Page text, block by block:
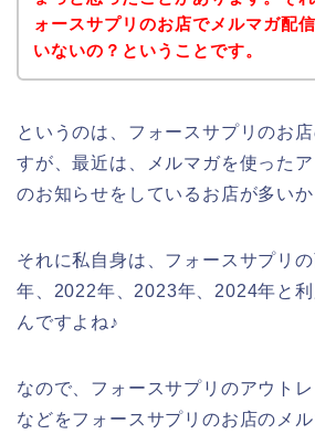
ォースサプリのお店でメルマガ配
いないの？ということです。
というのは、フォースサプリのお
すが、最近は、メルマガを使った
のお知らせをしているお店が多いか
それに私自身は、フォースサプリ
年、2022年、2023年、2024年と利
んですよね♪
なので、フォースサプリのアウト
などをフォースサプリのお店のメ